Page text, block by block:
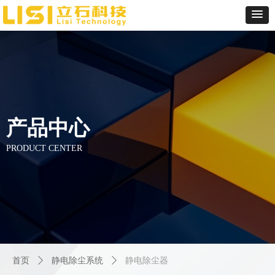
产品中心
PRODUCT CENTER
首页 ꄲ 静电除尘系统 ꄲ 静电除尘器